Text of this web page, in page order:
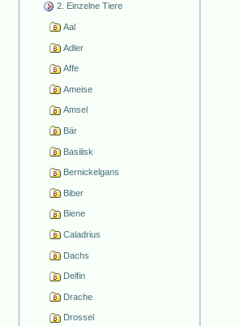
2. Einzelne Tiere
Aal
Adler
Affe
Ameise
Amsel
Bär
Basilisk
Bernickelgans
Biber
Biene
Caladrius
Dachs
Delfin
Drache
Drossel